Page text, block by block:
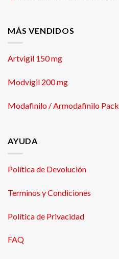
MÁS VENDIDOS
Artvigil 150 mg
Modvigil 200 mg
Modafinilo / Armodafinilo Pack
AYUDA
Política de Devolución
Terminos y Condiciones
Política de Privacidad
FAQ